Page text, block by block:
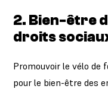
2. Bien-être
droits
Promouvoir le vélo de
pour le bien-être des